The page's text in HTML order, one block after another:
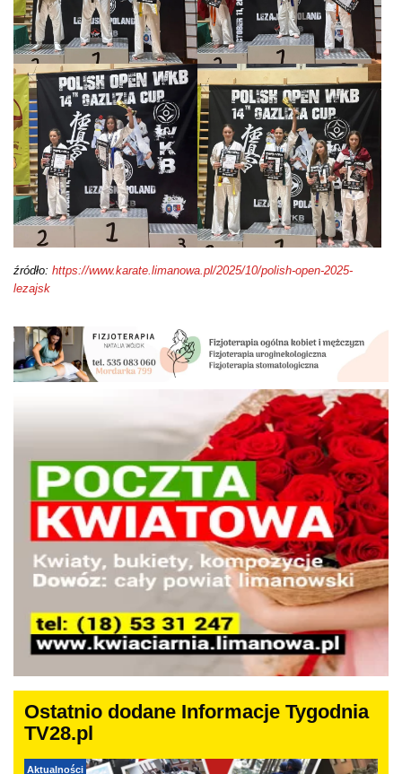
źródło: https://www.karate.limanowa.pl/2025/10/polish-open-2025-
lezajsk
Ostatnio dodane Informacje Tygodnia
TV28.pl
Aktualności